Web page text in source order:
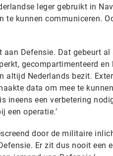
leger gebruikt in
te kunnen communiceren.
Defensie. Dat gebeurt
gecompartimenteerd en
altijd Nederlands bezit.
data om mee te
ineens een verbetering
een operatie.’
door de militaire
Er zit dus nooit een